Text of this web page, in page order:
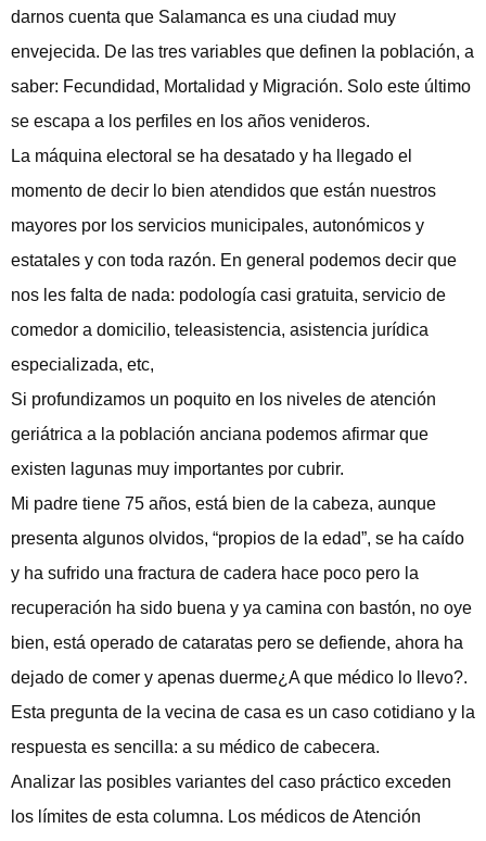
darnos cuenta que Salamanca es una ciudad muy
envejecida. De las tres variables que definen la población, a
saber: Fecundidad, Mortalidad y Migración. Solo este último
se escapa a los perfiles en los años venideros.
La máquina electoral se ha desatado y ha llegado el
momento de decir lo bien atendidos que están nuestros
mayores por los servicios municipales, autonómicos y
estatales y con toda razón. En general podemos decir que
nos les falta de nada: podología casi gratuita, servicio de
comedor a domicilio, teleasistencia, asistencia jurídica
especializada, etc,
Si profundizamos un poquito en los niveles de atención
geriátrica a la población anciana podemos afirmar que
existen lagunas muy importantes por cubrir.
Mi padre tiene 75 años, está bien de la cabeza, aunque
presenta algunos olvidos, “propios de la edad”, se ha caído
y ha sufrido una fractura de cadera hace poco pero la
recuperación ha sido buena y ya camina con bastón, no oye
bien, está operado de cataratas pero se defiende, ahora ha
dejado de comer y apenas duerme¿A que médico lo llevo?.
Esta pregunta de la vecina de casa es un caso cotidiano y la
respuesta es sencilla: a su médico de cabecera.
Analizar las posibles variantes del caso práctico exceden
los límites de esta columna. Los médicos de Atención